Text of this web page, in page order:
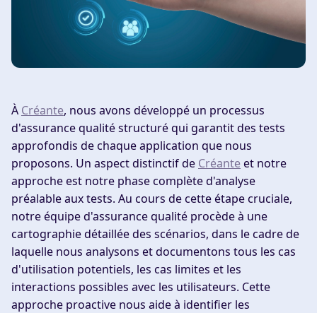
À Créante, nous avons développé un processus
d'assurance qualité structuré qui garantit des tests
approfondis de chaque application que nous
proposons. Un aspect distinctif de Créanteet notre
approche est notre phase complète d'analyse
préalable aux tests. Au cours de cette étape cruciale,
notre équipe d'assurance qualité procède à une
cartographie détaillée des scénarios, dans le cadre de
laquelle nous analysons et documentons tous les cas
d'utilisation potentiels, les cas limites et les
interactions possibles avec les utilisateurs. Cette
approche proactive nous aide à identifier les